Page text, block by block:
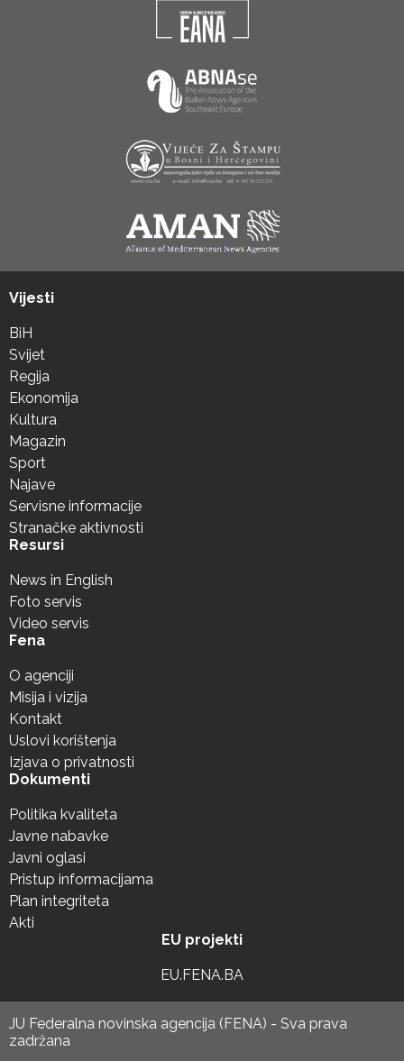
Vijesti
BiH
Svijet
Regija
Ekonomija
Kultura
Magazin
Sport
Najave
Servisne informacije
Stranačke aktivnosti
Resursi
News in English
Foto servis
Video servis
Fena
O agenciji
Misija i vizija
Kontakt
Uslovi korištenja
Izjava o privatnosti
Dokumenti
Politika kvaliteta
Javne nabavke
Javni oglasi
Pristup informacijama
Plan integriteta
Akti
EU projekti
EU.FENA.BA
JU Federalna novinska agencija (FENA) - Sva prava
zadržana